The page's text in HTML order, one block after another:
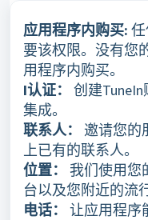
应用程序内购买:
要该权限。没有您
用程序内购买。
I认证：
创建TuneIn
集成。
联系人：
邀请您的
上已有的联系人。
位置：
我们使用您
台以及您附近的流
电话： 让应用程序